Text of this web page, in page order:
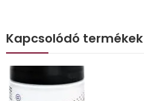
Kapcsolódó termékek